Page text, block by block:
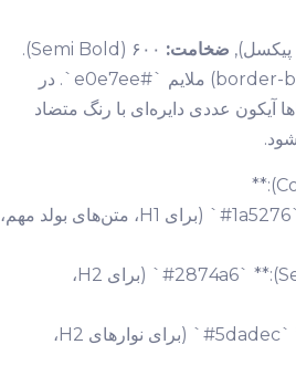
ضخامت:
خط زیرین (border-bottom) ملایم `#e0e7ee`. در
بخش اینفوگرافیک، برای H3ها آیکون عددی دایره‌ای با رنگ متضاد
* **آبی تیره (Primary):** `#1a5276` (برای H1، متن‌های بولد مهم،
* **آبی متوسط (Secondary):** `#2874a6` (برای H2،
* **آبی روشن (Accent):** `#5dadec` (برای نوارهای H2،